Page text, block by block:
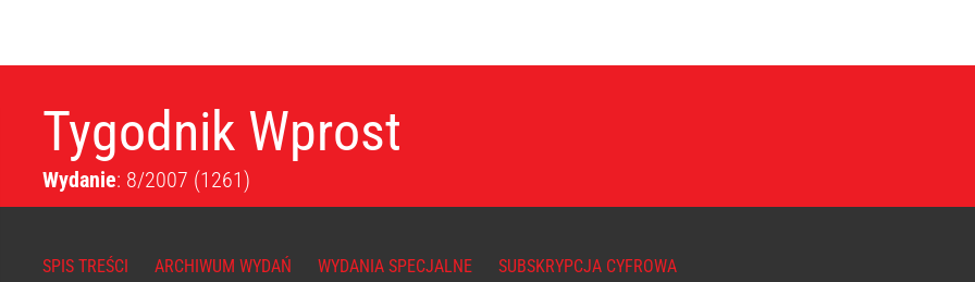
Tygodnik Wprost
Wydanie: 8/2007 (1261)
SPIS TREŚCI ARCHIWUM WYDAŃ WYDANIA SPECJALNE SUBSKRYPCJA CYFROWA